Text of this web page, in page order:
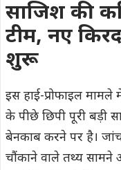
साजिश की
टीम, नए
शुरू
इस हाई-प्रोफाइल मामले
के पीछे छिपी पूरी बड़ी
बेनकाब करने पर है।
चौंकाने वाले तथ्य सामने